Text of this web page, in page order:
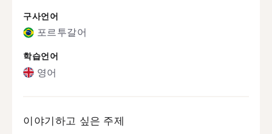
구사언어
포르투갈어
학습언어
영어
이야기하고 싶은 주제